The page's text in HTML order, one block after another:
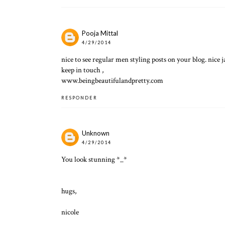
Pooja Mittal
4/29/2014
nice to see regular men styling posts on your blog. nice
keep in touch ,
www.beingbeautifulandpretty.com
RESPONDER
Unknown
4/29/2014
You look stunning *_*
hugs,
nicole